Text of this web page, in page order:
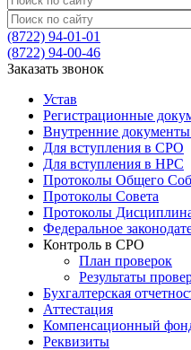
(8722) 94-01-01
(8722) 94-00-46
Заказать звонок
Устав
Регистрационные
Внутренние
Для вступления в СРО
Для вступления в НРС
Протоколы Общего
Протоколы Совета
Протоколы
Федеральное
Контроль в СРО
План проверок
Результаты
Бухгалтерская
Аттестация
Компенсационный
Реквизиты